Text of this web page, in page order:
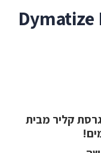
Dymatize
חלבון מי גבינה איזו 100 גרסת קליר מבית